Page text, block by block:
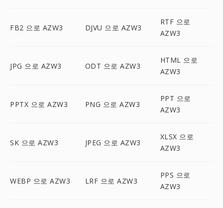
FB2 으로 AZW3 DJVU 으로 AZW3
RTF 으로
AZW3
JPG 으로 AZW3 ODT 으로 AZW3
HTML 으로
AZW3
PPTX 으로 AZW3 PNG 으로 AZW3
PPT 으로
AZW3
SK 으로 AZW3 JPEG 으로 AZW3
XLSX 으로
AZW3
WEBP 으로 AZW3 LRF 으로 AZW3
PPS 으로
AZW3